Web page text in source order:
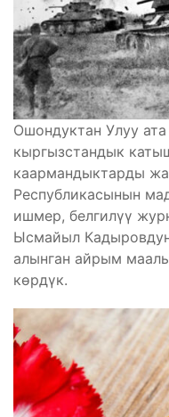
Ошондуктан Улуу
кыргызстандык
каармандыктарды
Республикасынын
ишмер, белгилүү
Ысмайыл
алынган айрым
көрдүк.